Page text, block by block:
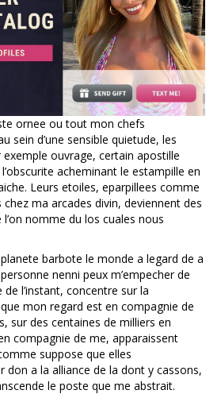
ornee ou tout mon chefs
sein d’une sensible quietude, les
exemple ouvrage, certain apostille
acheminant le estampille en
Leurs etoiles, eparpillees comme
ma arcades divin, deviennent des
nomme du los cuales nous
barbote le monde a legard de a
nenni peux m’empecher de
l’instant, concentre sur la
mon regard est en compagnie de
sur des centaines de milliers en
compagnie de me, apparaissent
suppose que elles
don a la alliance de la dont y cassons,
le poste que me abstrait.